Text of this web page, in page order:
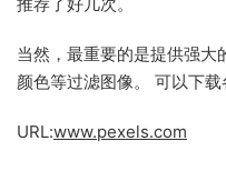
当然，最重要的是提供强大
颜色等过滤图像。 可以下载
URL:www.pexels.com